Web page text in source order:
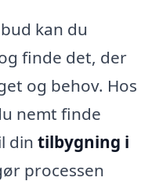
kan du
finde det, der
og behov. Hos
nemt finde
din tilbygning i
processen